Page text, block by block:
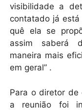
visibilidade a
contatado já
quê ela se
assim saberá
maneira mais
em geral” .
Para o diretor de
a reunião foi